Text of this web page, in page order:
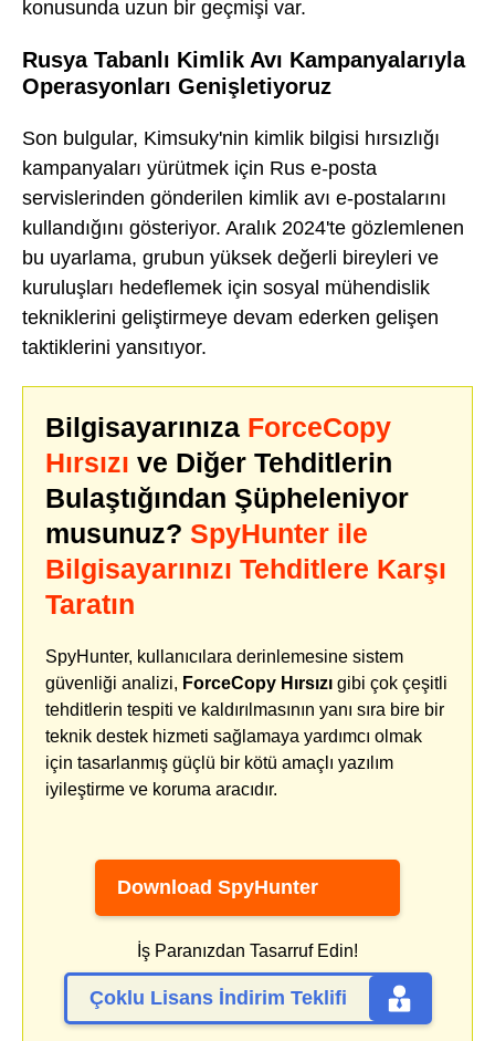
konusunda uzun bir geçmişi var.
Rusya Tabanlı Kimlik Avı Kampanyalarıyla
Operasyonları Genişletiyoruz
Son bulgular, Kimsuky'nin kimlik bilgisi hırsızlığı
kampanyaları yürütmek için Rus e-posta
servislerinden gönderilen kimlik avı e-postalarını
kullandığını gösteriyor. Aralık 2024'te gözlemlenen
bu uyarlama, grubun yüksek değerli bireyleri ve
kuruluşları hedeflemek için sosyal mühendislik
tekniklerini geliştirmeye devam ederken gelişen
taktiklerini yansıtıyor.
Bilgisayarınıza ForceCopy
Hırsızı ve Diğer Tehditlerin
Bulaştığından Şüpheleniyor
musunuz? SpyHunter ile
Bilgisayarınızı Tehditlere Karşı
Taratın
SpyHunter, kullanıcılara derinlemesine sistem
güvenliği analizi, ForceCopy Hırsızı gibi çok çeşitli
tehditlerin tespiti ve kaldırılmasının yanı sıra bire bir
teknik destek hizmeti sağlamaya yardımcı olmak
için tasarlanmış güçlü bir kötü amaçlı yazılım
iyileştirme ve koruma aracıdır.
Download SpyHunter
İş Paranızdan Tasarruf Edin!
Çoklu Lisans İndirim Teklifi